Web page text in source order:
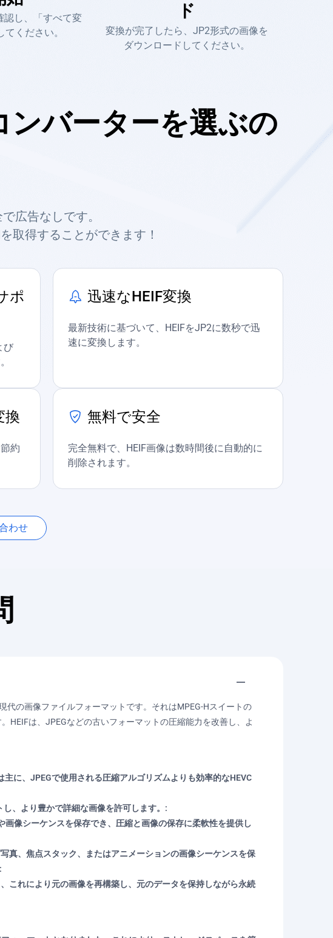
認し、「すべて変
ください。
ド
変換が完了したら、JP2形式の画像を
ダウンロードしてください。
ンバーターを選ぶの
広告なしです。
取得することができます！
ポ
び
迅速なHEIF変換
最新技術に基づいて、HEIFをJP2に数秒で迅
速に変換します。
換
約
無料で安全
完全無料で、HEIF画像は数時間後に自動的に
削除されます。
わせ
の画像ファイルフォーマットです。それはMPEG-Hスイートの
HEIFは、JPEGなどの古いフォーマットの圧縮能力を改善し、よ
に、JPEGで使用される圧縮アルゴリズムよりも効率的なHEVC
、より豊かで詳細な画像を許可します。:
像シーケンスを保存でき、圧縮と画像の保存に柔軟性を提供し
真、焦点スタック、またはアニメーションの画像シーケンスを保
これにより元の画像を再構築し、元のデータを保持しながら永続